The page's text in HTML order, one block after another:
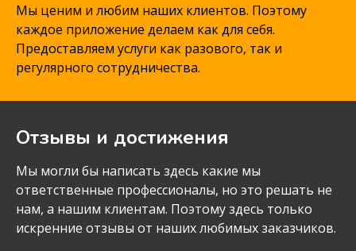
Мы ценим и любим наших клиентов. Поэтому
каждое приложение делаем как для себя.
Предоставляем услуги как разового, так и
регулярного сотрудничества.
Отзывы и достижения
Мы могли бы написать здесь какие мы
ответственные профессионалы, но это решать не
нам, а нашим клиентам. Поэтому здесь только
искренние отзывы от наших любимых заказчиков.